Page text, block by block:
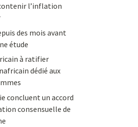
l’inflation
des mois avant
étude
à ratifier
dédié aux
concluent un accord
consensuelle de